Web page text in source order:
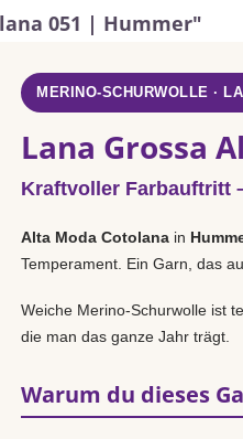
051 | Hummer"
MERINO-SCHURWOLLE ·
Lana Grossa
Kraftvoller Farbauftritt
Alta Moda Cotolana in
Temperament. Ein Garn, das
Weiche Merino-Schurwolle ist
die man das ganze Jahr trägt.
Warum du dieses